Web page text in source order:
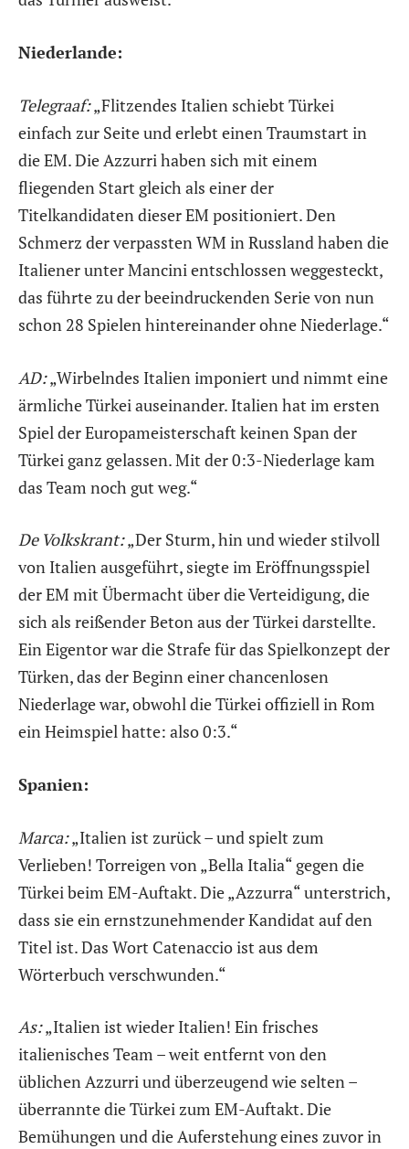
Niederlande:
Telegraaf:„Flitzendes Italien schiebt Türkei
einfach zur Seite und erlebt einen Traumstart in
die EM. Die Azzurri haben sich mit einem
fliegenden Start gleich als einer der
Titelkandidaten dieser EM positioniert. Den
Schmerz der verpassten WM in Russland haben die
Italiener unter Mancini entschlossen weggesteckt,
das führte zu der beeindruckenden Serie von nun
schon 28 Spielen hintereinander ohne Niederlage.“
AD:„Wirbelndes Italien imponiert und nimmt eine
ärmliche Türkei auseinander. Italien hat im ersten
Spiel der Europameisterschaft keinen Span der
Türkei ganz gelassen. Mit der 0:3-Niederlage kam
das Team noch gut weg.“
De Volkskrant:„Der Sturm, hin und wieder stilvoll
von Italien ausgeführt, siegte im Eröffnungsspiel
der EM mit Übermacht über die Verteidigung, die
sich als reißender Beton aus der Türkei darstellte.
Ein Eigentor war die Strafe für das Spielkonzept der
Türken, das der Beginn einer chancenlosen
Niederlage war, obwohl die Türkei offiziell in Rom
ein Heimspiel hatte: also 0:3.“
Spanien:
Marca:„Italien ist zurück – und spielt zum
Verlieben! Torreigen von „Bella Italia“ gegen die
Türkei beim EM-Auftakt. Die „Azzurra“ unterstrich,
dass sie ein ernstzunehmender Kandidat auf den
Titel ist. Das Wort Catenaccio ist aus dem
Wörterbuch verschwunden.“
As:„Italien ist wieder Italien! Ein frisches
italienisches Team – weit entfernt von den
üblichen Azzurri und überzeugend wie selten –
überrannte die Türkei zum EM-Auftakt. Die
Bemühungen und die Auferstehung eines zuvor in